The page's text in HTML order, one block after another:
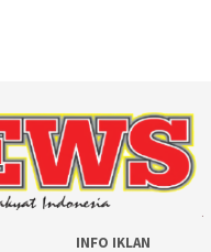
INFO IKLAN